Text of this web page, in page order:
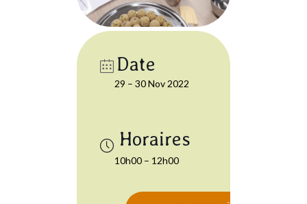
Date
29 – 30 Nov 2022
10h00 – 12h00